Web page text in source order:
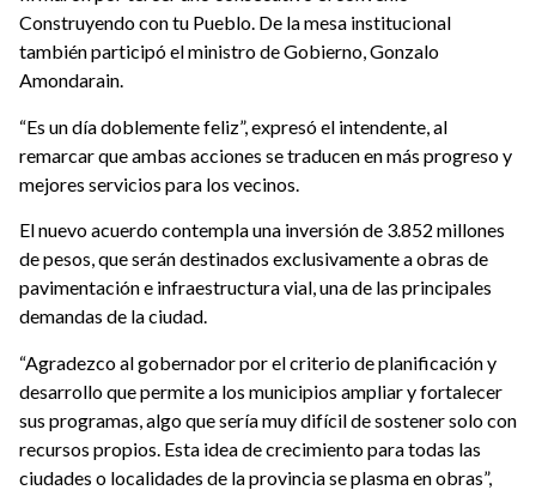
Construyendo con tu Pueblo. De la mesa institucional
también participó el ministro de Gobierno, Gonzalo
Amondarain.
“Es un día doblemente feliz”, expresó el intendente, al
remarcar que ambas acciones se traducen en más progreso y
mejores servicios para los vecinos.
El nuevo acuerdo contempla una inversión de 3.852 millones
de pesos, que serán destinados exclusivamente a obras de
pavimentación e infraestructura vial, una de las principales
demandas de la ciudad.
“Agradezco al gobernador por el criterio de planificación y
desarrollo que permite a los municipios ampliar y fortalecer
sus programas, algo que sería muy difícil de sostener solo con
recursos propios. Esta idea de crecimiento para todas las
ciudades o localidades de la provincia se plasma en obras”,